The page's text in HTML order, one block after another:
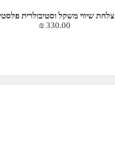
צלחת שיווי משקל וסטיבולרית
330.00
₪